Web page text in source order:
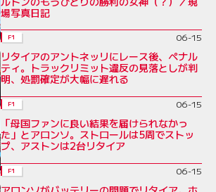
場写真日記
F1 06-15
リタイアのアントネッリにレース後、ペナル
ティ。トラックリミット違反の見落としが判
明、処罰確定が大幅に遅れる
F1 06-15
「母国ファンに良い結果を届けられなかっ
た」とアロンソ。ストロールは5周でストッ
プ、アストンは2台リタイア
F1 06-15